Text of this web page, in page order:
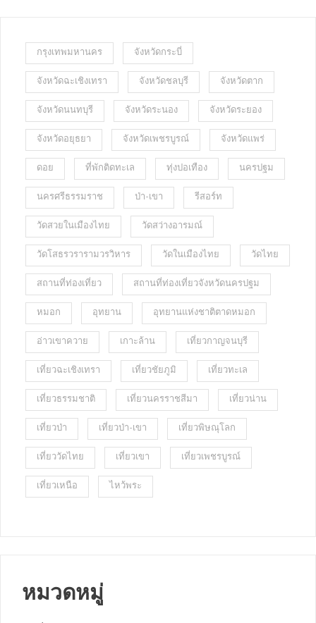
กรุงเทพมหานคร จังหวัดกระบี่
จังหวัดฉะเชิงเทรา จังหวัดชลบุรี จังหวัดตาก
จังหวัดนนทบุรี จังหวัดระนอง จังหวัดระยอง
จังหวัดอยุธยา จังหวัดเพชรบูรณ์ จังหวัดแพร่
ดอย ที่พักติดทะเล ทุ่งปอเทือง นครปฐม
นครศรีธรรมราช ป่า-เขา รีสอร์ท
วัดสวยในเมืองไทย วัดสว่างอารมณ์
วัดโสธรวรารามวรวิหาร วัดในเมืองไทย วัดไทย
สถานที่ท่องเที่ยว สถานที่ท่องเที่ยวจังหวัดนครปฐม
หมอก อุทยาน อุทยานแห่งชาติตาดหมอก
อ่าวเขาควาย เกาะล้าน เที่ยวกาญจนบุรี
เที่ยวฉะเชิงเทรา เที่ยวชัยภูมิ เที่ยวทะเล
เที่ยวธรรมชาติ เที่ยวนครราชสีมา เที่ยวน่าน
เที่ยวป่า เที่ยวป่า-เขา เที่ยวพิษณุโลก
เที่ยววัดไทย เที่ยวเขา เที่ยวเพชรบูรณ์
เที่ยวเหนือ ไหว้พระ
หมวดหมู่